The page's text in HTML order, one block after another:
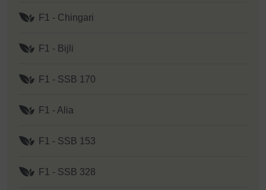
F1 - Chingari
F1 - Bijli
F1 - SSB 170
F1 - Alia
F1 - SSB 153
F1 - SSB 328